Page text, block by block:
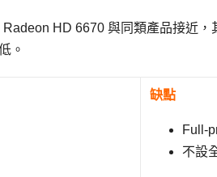
HD 6670 與同類產品接近
。
缺點
Full-
不設